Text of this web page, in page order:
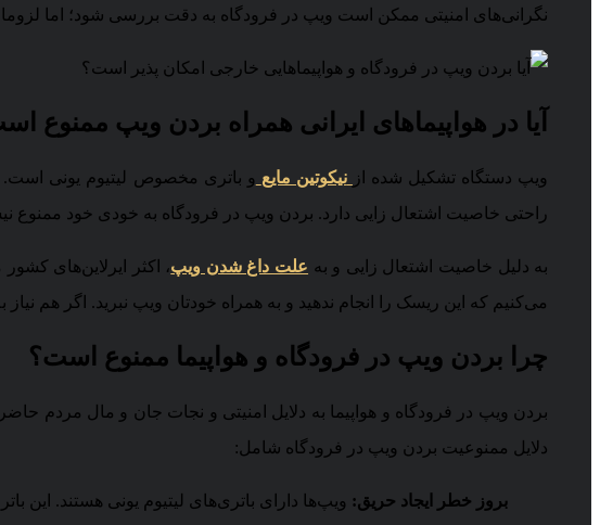
نگرانی‌های امنیتی ممکن است ویپ در فرودگاه به دقت بررسی شود؛ اما
آیا در هواپیماهای ایرانی همراه بردن ویپ ممنوع
ویپ دستگاه تشکیل شده از نیکوتین مایع و باتری مخصوص لیتیوم یونی است.
راحتی خاصیت اشتعال زایی دارد. بردن ویپ در فرودگاه به خودی خود ممنوع
به دلیل خاصیت اشتعال زایی و به علت داغ شدن ویپ، اکثر ایرلاین‌های
می‌کنیم که این ریسک را انجام ندهید و به همراه خودتان ویپ نبرید. اگر هم
چرا بردن ویپ در فرودگاه و هواپیما ممنوع است؟
بردن ویپ در فرودگاه و هواپیما به دلایل امنیتی و نجات جان و مال مردم
دلایل ممنوعیت بردن ویپ در فرودگاه شامل:
بروز خطر ایجاد حریق: ویپ‌ها دارای باتری‌های لیتیوم یونی هستند. این